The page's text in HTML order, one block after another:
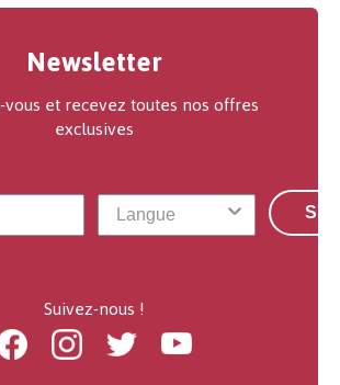
Newsletter
et recevez toutes nos offres
exclusives
Suivez-nous !
FacebookInstagramTwitter Youtube